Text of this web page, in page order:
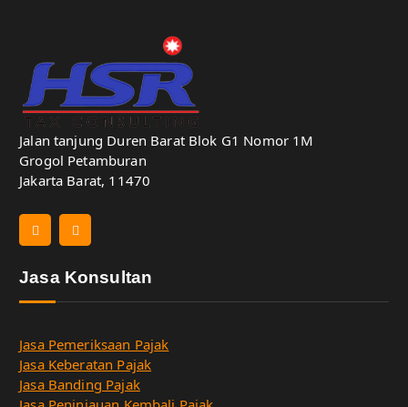
Jalan tanjung Duren Barat Blok G1 Nomor 1M
Grogol Petamburan
Jakarta Barat, 11470
Jasa Konsultan
Jasa Pemeriksaan Pajak
Jasa Keberatan Pajak
Jasa Banding Pajak